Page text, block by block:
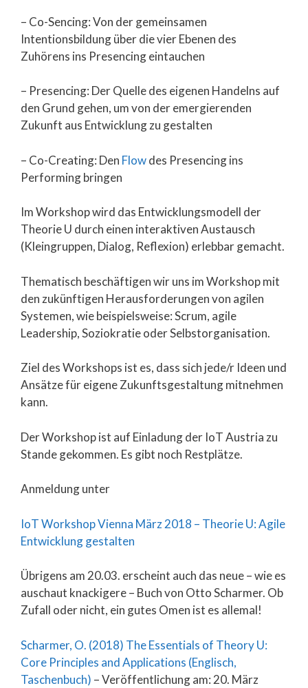
– Co-Sencing: Von der gemeinsamen
Intentionsbildung über die vier Ebenen des
Zuhörens ins Presencing eintauchen
– Presencing: Der Quelle des eigenen Handelns auf
den Grund gehen, um von der emergierenden
Zukunft aus Entwicklung zu gestalten
– Co-Creating: Den Flowdes Presencing ins
Performing bringen
Im Workshop wird das Entwicklungsmodell der
Theorie U durch einen interaktiven Austausch
(Kleingruppen, Dialog, Reflexion) erlebbar gemacht.
Thematisch beschäftigen wir uns im Workshop mit
den zukünftigen Herausforderungen von agilen
Systemen, wie beispielsweise: Scrum, agile
Leadership, Soziokratie oder Selbstorganisation.
Ziel des Workshops ist es, dass sich jede/r Ideen und
Ansätze für eigene Zukunftsgestaltung mitnehmen
kann.
Der Workshop ist auf Einladung der IoT Austria zu
Stande gekommen. Es gibt noch Restplätze.
Anmeldung unter
IoT Workshop Vienna März 2018 – Theorie U: Agile
Entwicklung gestalten
Übrigens am 20.03. erscheint auch das neue – wie es
auschaut knackigere – Buch von Otto Scharmer. Ob
Zufall oder nicht, ein gutes Omen ist es allemal!
Scharmer, O. (2018) The Essentials of Theory U:
Core Principles and Applications (Englisch,
Taschenbuch) – Veröffentlichung am: 20. März